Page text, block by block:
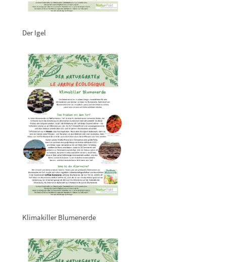
Der Igel
Klimakiller Blumenerde